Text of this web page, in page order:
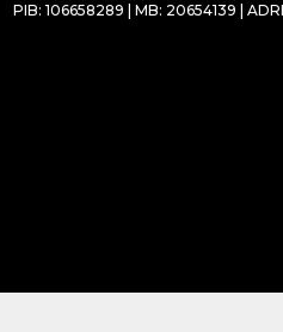
PIB: 106658289 | MB: 20654139 |